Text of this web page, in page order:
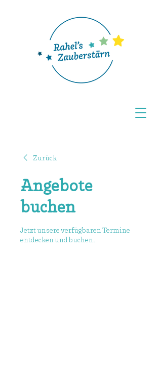
Zurück
Angebote
buchen
Jetzt unsere verfügbaren Termine
entdecken und buchen.